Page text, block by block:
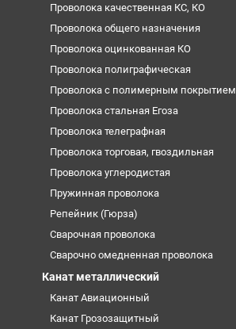
Проволока качественная КС, КО
Проволока общего назначения
Проволока оцинкованная КО
Проволока полиграфическая
Проволока с полимерным покрытием
Проволока стальная Егоза
Проволока телеграфная
Проволока торговая, гвоздильная
Проволока углеродистая
Пружинная проволока
Репейник (Гюрза)
Сварочная проволока
Сварочно омедненная проволока
Канат металлический
Канат Авиационный
Канат Грозозащитный